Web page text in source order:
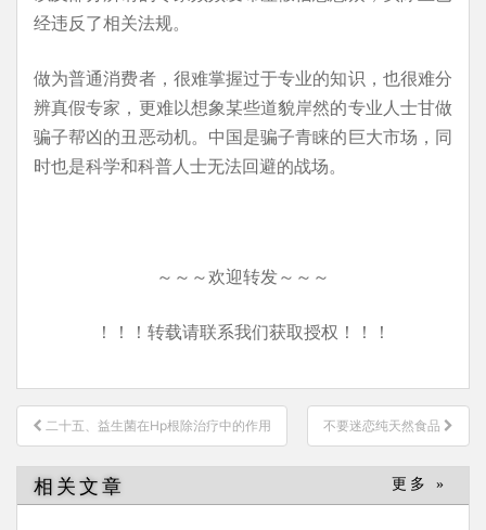
经违反了相关法规。
做为普通消费者，很难掌握过于专业的知识，也很难分
辨真假专家，更难以想象某些道貌岸然的专业人士甘做
骗子帮凶的丑恶动机。中国是骗子青睐的巨大市场，同
时也是科学和科普人士无法回避的战场。
～～～欢迎转发～～～
！！！转载请联系我们获取授权！！！
文
章
导
航
二十五、益生菌在Hp根除治疗中的作用 不要迷恋纯天然食品
相关文章 更多 »